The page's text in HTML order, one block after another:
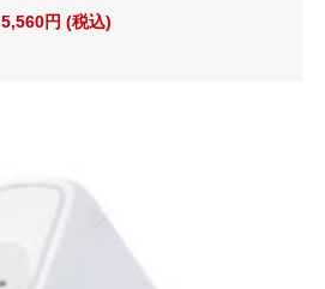
5,560円 (税込)